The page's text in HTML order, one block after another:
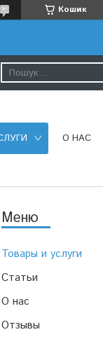
Кошик
О НАС
Товары и услуги
Статьи
О нас
Отзывы